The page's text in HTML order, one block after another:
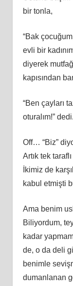
bir tonla,
“Bak
evli bir
diyerek
kapısından
“Ben çayları
oturalım!” dedi.
Off… “Biz”
Artık tek
İkimiz de
kabul etmişti
Ama benim
Biliyordum,
kadar
de, o da deli
benimle
dumanlanan